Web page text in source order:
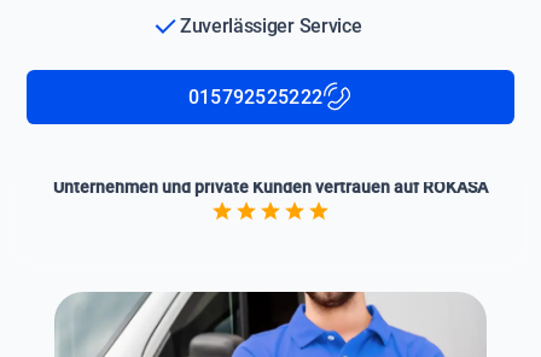
Zuverlässiger Service
015792525222
Unternehmen und private Kunden vertrauen auf ROKASA